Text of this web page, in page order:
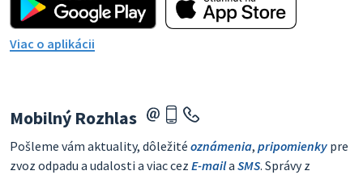
Viac o aplikácii
Mobilný Rozhlas
Pošleme vám aktuality, dôležité oznámenia, pripomienky pre
zvoz odpadu a udalosti a viac cez E-maila SMS. Správy z